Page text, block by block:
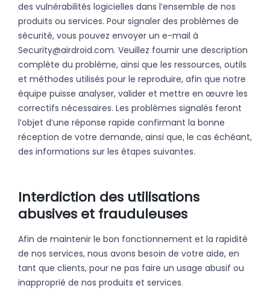
des vulnérabilités logicielles dans l’ensemble de nos
produits ou services. Pour signaler des problèmes de
sécurité, vous pouvez envoyer un e-mail à
Security@airdroid.com. Veuillez fournir une description
complète du problème, ainsi que les ressources, outils
et méthodes utilisés pour le reproduire, afin que notre
équipe puisse analyser, valider et mettre en œuvre les
correctifs nécessaires. Les problèmes signalés feront
l’objet d’une réponse rapide confirmant la bonne
réception de votre demande, ainsi que, le cas échéant,
des informations sur les étapes suivantes.
Interdiction des utilisations
abusives et frauduleuses
Afin de maintenir le bon fonctionnement et la rapidité
de nos services, nous avons besoin de votre aide, en
tant que clients, pour ne pas faire un usage abusif ou
inapproprié de nos produits et services.